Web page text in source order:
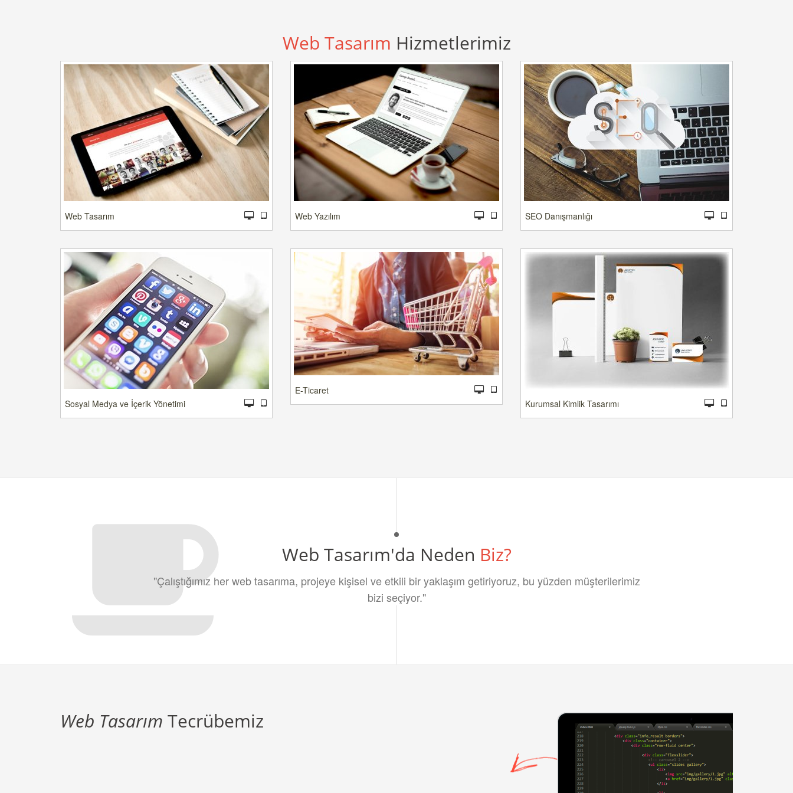
Web Tasarım Hizmetlerimiz
Web Tasarım Web Yazılım SEO Danışmanlığı
Sosyal Medya ve İçerik Yönetimi
E-Ticaret
Kurumsal Kimlik Tasarımı
Web Tasarım'da Neden Biz?
"Çalıştığımız her web tasarıma, projeye kişisel ve etkili bir yaklaşım getiriyoruz, bu yüzden müşterilerimiz
bizi seçiyor."
Web Tasarım Tecrübemiz